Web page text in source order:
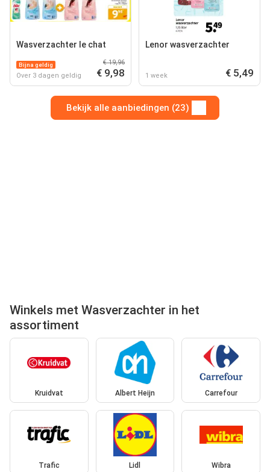
Wasverzachter le chat
Bijna geldig
Over 3 dagen geldig
€ 19,96
€ 9,98
Lenor wasverzachter
1 week € 5,49
Bekijk alle aanbiedingen (23)
Winkels met Wasverzachter in het
assortiment
Kruidvat Albert Heijn Carrefour
Trafic Lidl Wibra